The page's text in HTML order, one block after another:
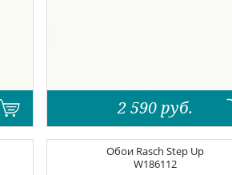
2 590 руб.
Обои Rasch Step Up
W186112